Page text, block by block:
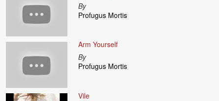
By
Profugus Mortis
Arm Yourself
By
Profugus Mortis
Vile